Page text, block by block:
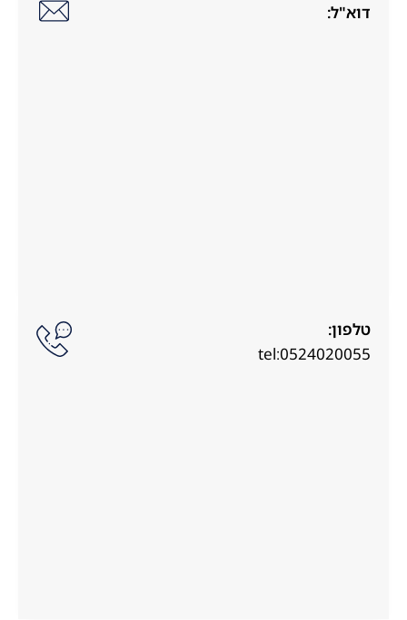
דוא"ל:
טלפון:
tel:0524020055